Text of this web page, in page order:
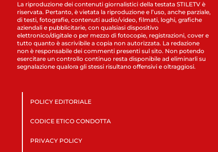
La riproduzione dei contenuti giornalistici della testata STILETV è
riservata. Pertanto, è vietata la riproduzione e l’uso, anche parziale,
di testi, fotografie, contenuti audio/video, filmati, loghi, grafiche
aziendali e pubblicitarie, con qualsiasi dispositivo
elettronico/digitale o per mezzo di fotocopie, registrazioni, cover e
tutto quanto è ascrivibile a copia non autorizzata. La redazione
non è responsabile dei commenti presenti sul sito. Non potendo
esercitare un controllo continuo resta disponibile ad eliminarli su
segnalazione qualora gli stessi risultano offensivi e oltraggiosi.
POLICY EDITORIALE
CODICE ETICO CONDOTTA
PRIVACY POLICY